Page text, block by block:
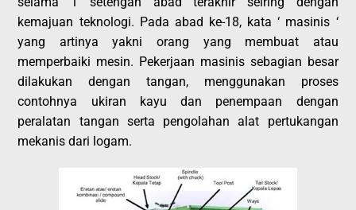
kemajuan teknologi. Pada abad ke-18, kata ‘ masinis ‘
yang artinya yakni orang yang membuat atau
memperbaiki mesin. Pekerjaan masinis sebagian besar
dilakukan dengan tangan, menggunakan proses
contohnya ukiran kayu dan penempaan dengan
peralatan tangan serta pengolahan alat pertukangan
mekanis dari logam.